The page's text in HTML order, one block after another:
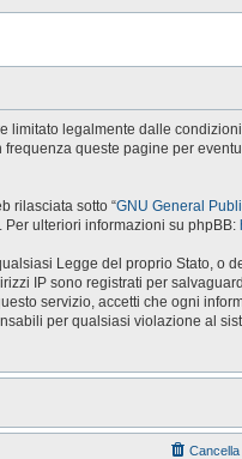
limitato legalmente dalle
queste pagine per
rilasciata sotto “GNU General
Per ulteriori informazioni su phpBB:
Legge del proprio Stato, o
IP sono registrati per
servizio, accetti che ogni
per qualsiasi violazione al